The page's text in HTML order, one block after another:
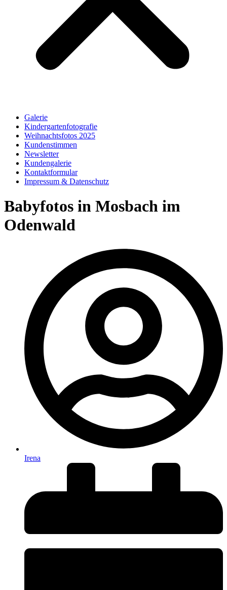
Galerie
Kindergartenfotografie
Weihnachtsfotos 2025
Kundenstimmen
Newsletter
Kundengalerie
Kontaktformular
Impressum & Datenschutz
Babyfotos in Mosbach im
Odenwald
Irena